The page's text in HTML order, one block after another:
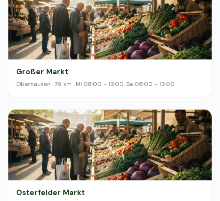
Großer Markt
Oberhausen · 7.6 km · Mi 08:00 – 13:00, Sa 08:00 – 13:00
Osterfelder Markt